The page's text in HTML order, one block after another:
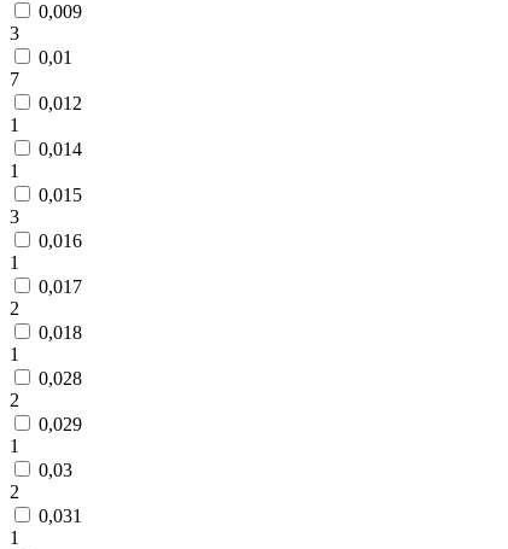
0,009
3
0,01
7
0,012
1
0,014
1
0,015
3
0,016
1
0,017
2
0,018
1
0,028
2
0,029
1
0,03
2
0,031
1